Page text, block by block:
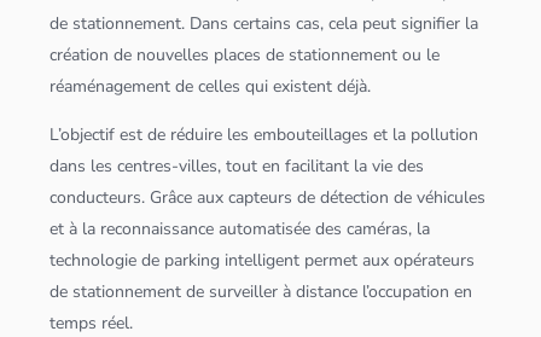
de stationnement. Dans certains cas, cela peut signifier la
création de nouvelles places de stationnement ou le
réaménagement de celles qui existent déjà.
L’objectif est de réduire les embouteillages et la pollution
dans les centres-villes, tout en facilitant la vie des
conducteurs. Grâce aux capteurs de détection de véhicules
et à la reconnaissance automatisée des caméras, la
technologie de parking intelligent permet aux opérateurs
de stationnement de surveiller à distance l’occupation en
temps réel.